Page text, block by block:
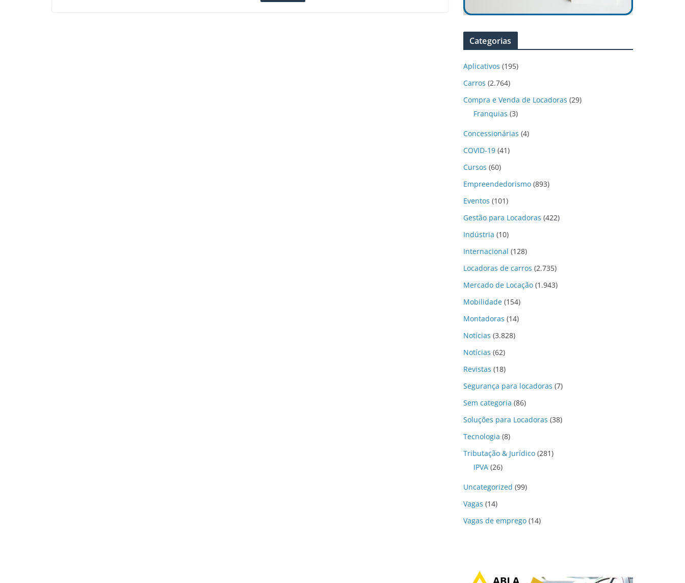
Categorias
Aplicativos (195)
Carros (2.764)
Compra e Venda de Locadoras (29)
Franquias (3)
Concessionárias (4)
COVID-19 (41)
Cursos (60)
Empreendedorismo (893)
Eventos (101)
Gestão para Locadoras (422)
Indústria (10)
Internacional (128)
Locadoras de carros (2.735)
Mercado de Locação (1.943)
Mobilidade (154)
Montadoras (14)
Notícias (3.828)
Notícias (62)
Revistas (18)
Segurança para locadoras (7)
Sem categoria (86)
Soluções para Locadoras (38)
Tecnologia (8)
Tributação & Jurídico (281)
IPVA (26)
Uncategorized (99)
Vagas (14)
Vagas de emprego (14)